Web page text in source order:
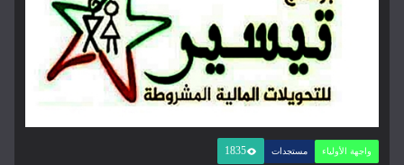
واجهة الأولياء مستجدات 1835